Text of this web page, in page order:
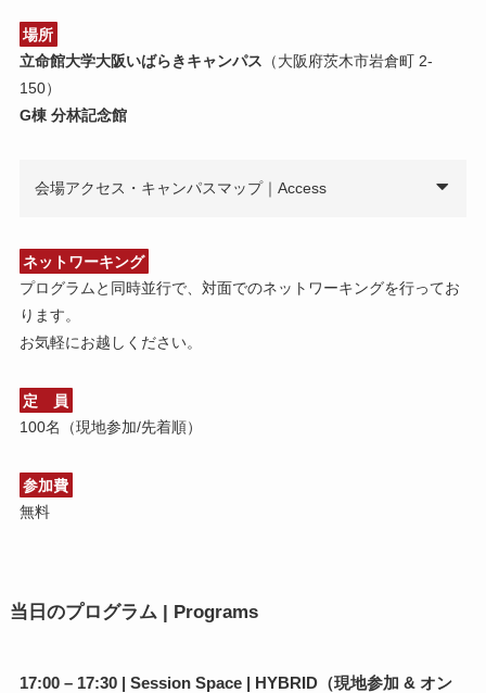
場所
立命館大学大阪いばらきキャンパス （大阪府茨木市岩倉町 2-
150）
G棟 分林記念館
会場アクセス・キャンパスマップ｜Access
ネットワーキング
プログラムと同時並行で、対面でのネットワーキングを行ってお
ります。
お気軽にお越しください。
定 員
100名（現地参加/先着順）
参加費
無料
当日のプログラム | Programs
17:00 – 17:30 | Session Space | HYBRID（現地参加 & オン